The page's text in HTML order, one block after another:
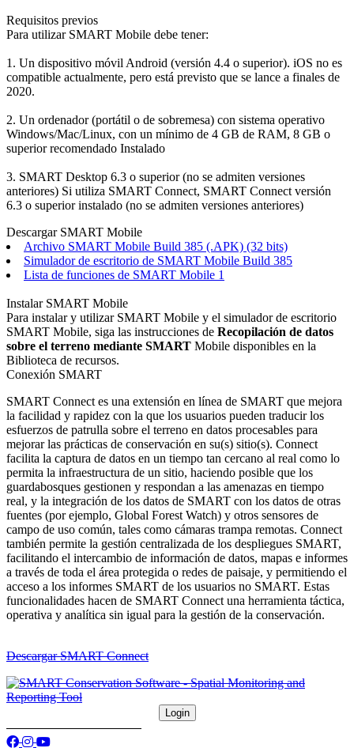
Requisitos previos
Para utilizar SMART Mobile debe tener:
1. Un dispositivo móvil Android (versión 4.4 o superior). iOS no es
compatible actualmente, pero está previsto que se lance a finales de
2020.
2. Un ordenador (portátil o de sobremesa) con sistema operativo
Windows/Mac/Linux, con un mínimo de 4 GB de RAM, 8 GB o
superior recomendado Instalado
3. SMART Desktop 6.3 o superior (no se admiten versiones
anteriores) Si utiliza SMART Connect, SMART Connect versión
6.3 o superior instalado (no se admiten versiones anteriores)
Descargar SMART Mobile
Archivo SMART Mobile Build 385 (.APK) (32 bits)
Simulador de escritorio de SMART Mobile Build 385
Lista de funciones de SMART Mobile 1
Instalar SMART Mobile
Para instalar y utilizar SMART Mobile y el simulador de escritorio
SMART Mobile, siga las instrucciones de Recopilación de datos
sobre el terreno mediante SMART Mobile disponibles en la
Biblioteca de recursos.
Conexión SMART
SMART Connect es una extensión en línea de SMART que mejora
la facilidad y rapidez con la que los usuarios pueden traducir los
esfuerzos de patrulla sobre el terreno en datos procesables para
mejorar las prácticas de conservación en su(s) sitio(s). Connect
facilita la captura de datos en un tiempo tan cercano al real como lo
permita la infraestructura de un sitio, haciendo posible que los
guardabosques gestionen y respondan a las amenazas en tiempo
real, y la integración de los datos de SMART con los datos de otras
fuentes (por ejemplo, Global Forest Watch) y otros sensores de
campo de uso común, tales como cámaras trampa remotas. Connect
también permite la gestión centralizada de los despliegues SMART,
facilitando el intercambio de información de datos, mapas e informes
a través de toda el área protegida o redes de paisaje, y permitiendo el
acceso a los informes SMART de los usuarios no SMART. Estas
funcionalidades hacen de SMART Connect una herramienta táctica,
operativa y analítica sin igual para la gestión de la conservación.
Descargar SMART Connect
Síguenos en redes sociales: